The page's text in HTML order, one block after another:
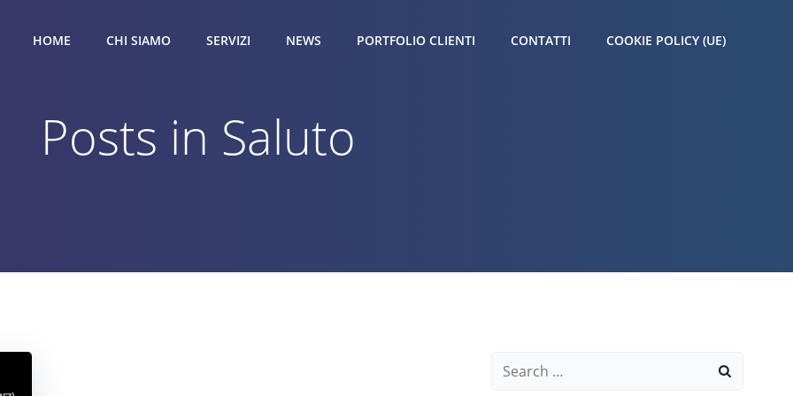
HOME CHI SIAMO SERVIZI NEWS PORTFOLIO CLIENTI CONTATTI COOKIE POLICY (UE)
Posts in Saluto
Search